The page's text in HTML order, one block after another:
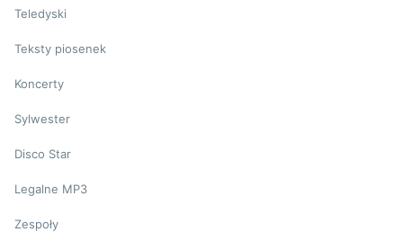
Teledyski
Teksty piosenek
Koncerty
Sylwester
Disco Star
Legalne MP3
Zespoły